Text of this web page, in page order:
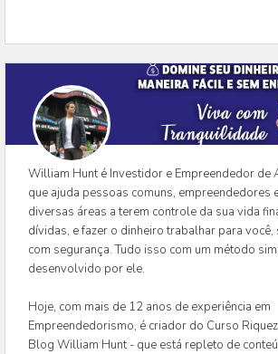
William Hunt é Investidor e Empreendedor de
que ajuda pessoas comuns, empreendedores
diversas áreas a terem controle da sua vida
dívidas, e fazer o dinheiro trabalhar para
com segurança. Tudo isso com um método
desenvolvido por ele.
Hoje, com mais de 12 anos de experiência em
Empreendedorismo, é criador do Curso
Blog William Hunt - que está repleto de